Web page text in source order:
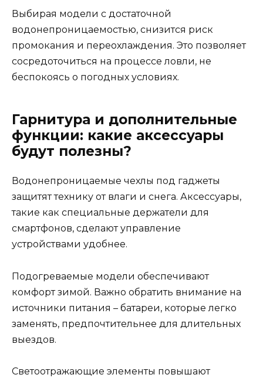
Выбирая модели с достаточной
водонепроницаемостью, снизится риск
промокания и переохлаждения. Это позволяет
сосредоточиться на процессе ловли, не
беспокоясь о погодных условиях.
Гарнитура и дополнительные
функции: какие аксессуары
будут полезны?
Водонепроницаемые чехлы под гаджеты
защитят технику от влаги и снега. Аксессуары,
такие как специальные держатели для
смартфонов, сделают управление
устройствами удобнее.
Подогреваемые модели обеспечивают
комфорт зимой. Важно обратить внимание на
источники питания – батареи, которые легко
заменять, предпочтительнее для длительных
выездов.
Светоотражающие элементы повышают